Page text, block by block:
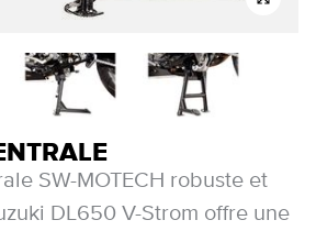
SW-MOTECH robuste et
DL650 V-Strom offre une